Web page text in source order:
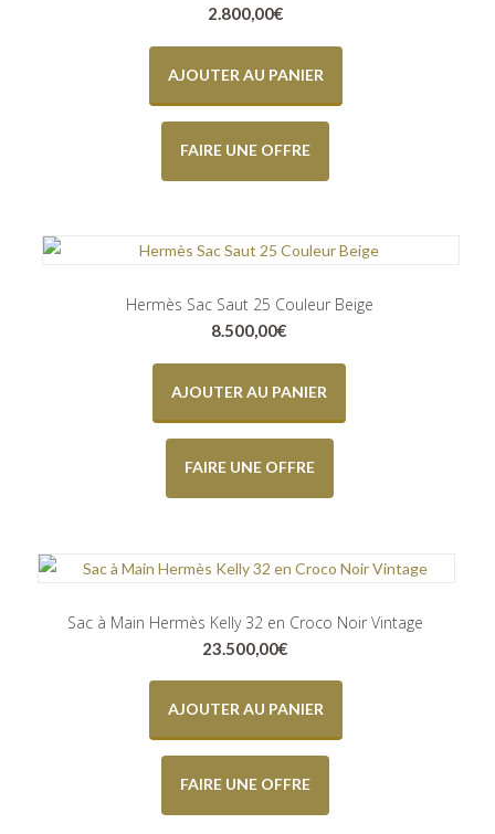
2.800,00€
AJOUTER AU PANIER
FAIRE UNE OFFRE
Hermès Sac Saut 25 Couleur Beige
8.500,00€
AJOUTER AU PANIER
FAIRE UNE OFFRE
Sac à Main Hermès Kelly 32 en Croco Noir Vintage
23.500,00€
AJOUTER AU PANIER
FAIRE UNE OFFRE